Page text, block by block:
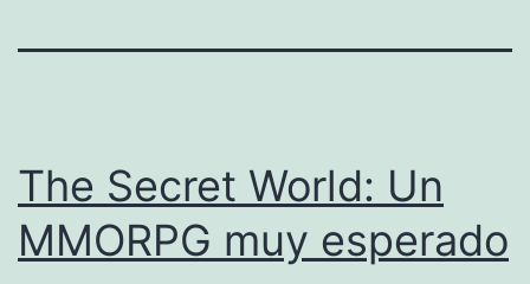
The Secret World: Un
MMORPG muy esperado